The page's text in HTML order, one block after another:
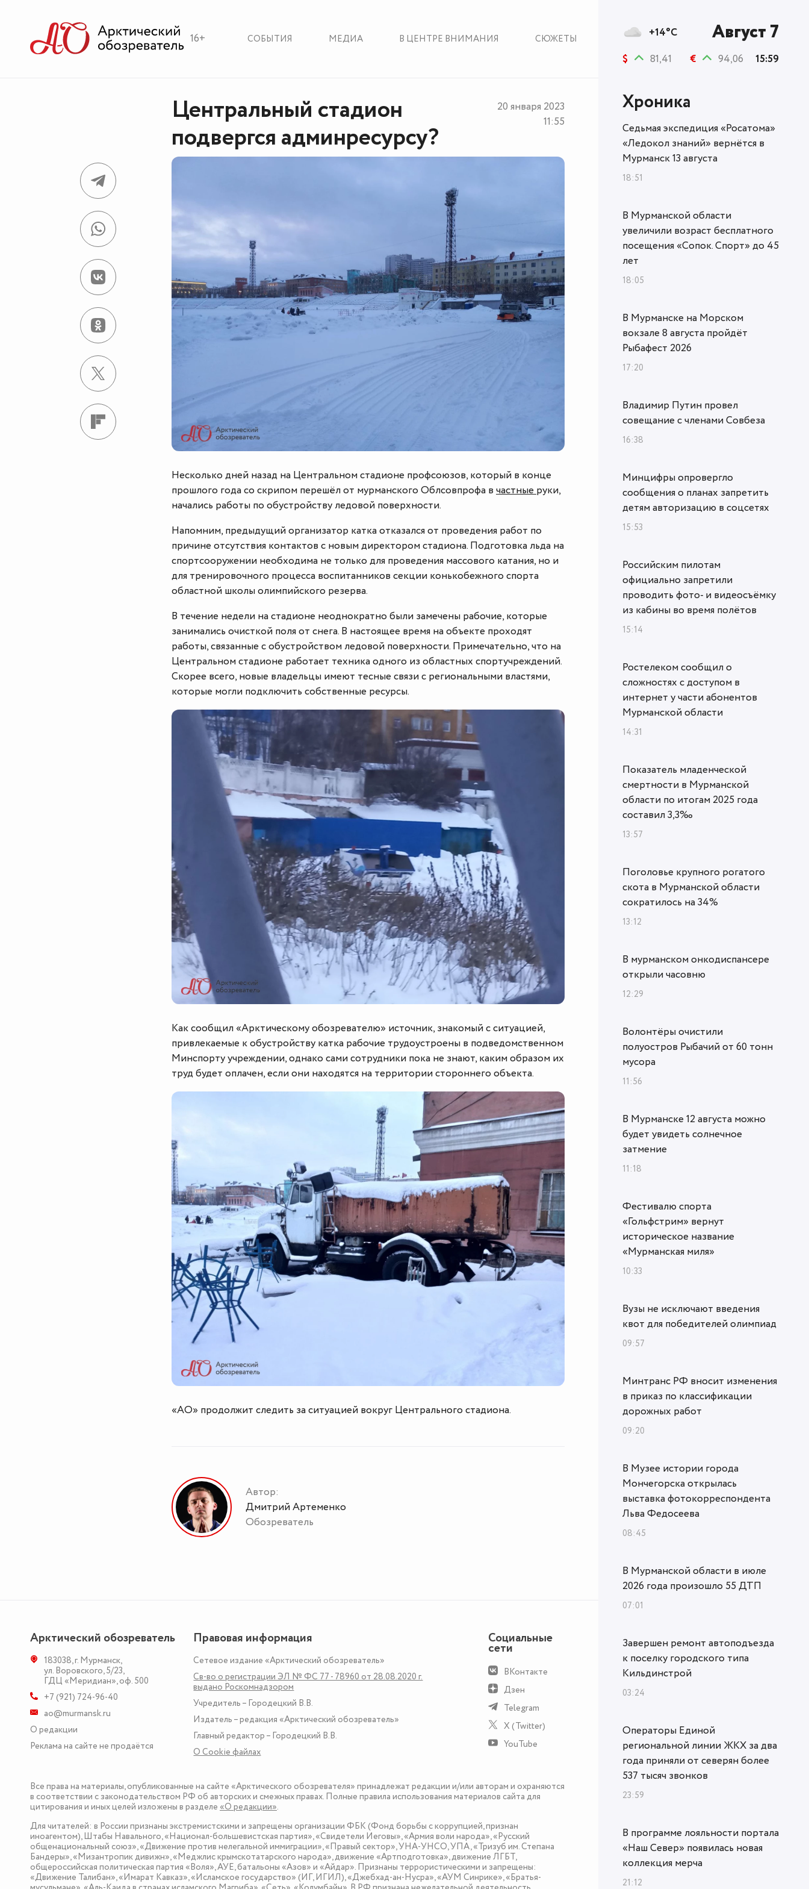
16+ СОБЫТИЯ МЕДИА В ЦЕНТРЕ ВНИМАНИЯ СЮЖЕТЫ
Центральный стадион
подвергся админресурсу?
20 января 2023
11:55
Несколько дней назад на Центральном стадионе профсоюзов, который в конце
прошлого года со скрипом перешёл от мурманского Облсовпрофа в частныеруки,
начались работы по обустройству ледовой поверхности.
Напомним, предыдущий организатор катка отказался от проведения работ по
причине отсутствия контактов с новым директором стадиона. Подготовка льда на
спортсооружении необходима не только для проведения массового катания, но и
для тренировочного процесса воспитанников секции конькобежного спорта
областной школы олимпийского резерва.
В течение недели на стадионе неоднократно были замечены рабочие, которые
занимались очисткой поля от снега. В настоящее время на объекте проходят
работы, связанные с обустройством ледовой поверхности. Примечательно, что на
Центральном стадионе работает техника одного из областных спортучреждений.
Скорее всего, новые владельцы имеют тесные связи с региональными властями,
которые могли подключить собственные ресурсы.
Как сообщил «Арктическому обозревателю» источник, знакомый с ситуацией,
привлекаемые к обустройству катка рабочие трудоустроены в подведомственном
Минспорту учреждении, однако сами сотрудники пока не знают, каким образом их
труд будет оплачен, если они находятся на территории стороннего объекта.
«АО» продолжит следить за ситуацией вокруг Центрального стадиона.
Автор:
Дмитрий Артеменко
Обозреватель
Арктический обозреватель
183038,г. Мурманск,
ул. Воровского, 5/23,
ГДЦ «Меридиан», оф. 500
+7 (921) 724-96-40
ao@murmansk.ru
О редакции
Реклама на сайте не продаётся
Правовая информация
Сетевое издание «Арктический обозреватель»
Св-во о регистрации ЭЛ № ФС 77 - 78960 от 28.08.2020 г.
выдано Роскомнадзором
Учредитель – Городецкий В.В.
Издатель – редакция «Арктический обозреватель»
Главный редактор – Городецкий В.В.
О Сookie файлах
Социальные
сети
ВКонтакте
Дзен
Telegram
X (Twitter)
YouTube
Все права на материалы, опубликованные на сайте «Арктического обозревателя» принадлежат редакции и/или авторам и охраняются
в соответствии с законодательством РФ об авторских и смежных правах. Полные правила использования материалов сайта для
цитирования и иных целей изложены в разделе«О редакции».
Для читателей: в России признаны экстремистскими и запрещены организации ФБК (Фонд борьбы с коррупцией, признан
иноагентом), Штабы Навального, «Национал-большевистская партия», «Свидетели Иеговы», «Армия воли народа», «Русский
общенациональный союз», «Движение против нелегальной иммиграции», «Правый сектор», УНА-УНСО, УПА, «Тризуб им. Степана
Бандеры», «Мизантропик дивижн», «Меджлис крымскотатарского народа», движение «Артподготовка», движение ЛГБТ,
общероссийская политическая партия «Воля», АУЕ, батальоны «Азов» и «Айдар». Признаны террористическими и запрещены:
«Движение Талибан», «Имарат Кавказ», «Исламское государство» (ИГ, ИГИЛ), «Джебхад-ан-Нусра», «АУМ Синрике», «Братья-
+14°C Август 7
$ 81,41 € 94,06 15:59
Хроника
Седьмая экспедиция «Росатома»
«Ледокол знаний» вернётся в
Мурманск 13 августа
18:51
В Мурманской области
увеличили возраст бесплатного
посещения «Сопок. Спорт» до 45
лет
18:05
В Мурманске на Морском
вокзале 8 августа пройдёт
Рыбафест 2026
17:20
Владимир Путин провел
совещание с членами Совбеза
16:38
Минцифры опровергло
сообщения о планах запретить
детям авторизацию в соцсетях
15:53
Российским пилотам
официально запретили
проводить фото- и видеосъёмку
из кабины во время полётов
15:14
Ростелеком сообщил о
сложностях с доступом в
интернет у части абонентов
Мурманской области
14:31
Показатель младенческой
смертности в Мурманской
области по итогам 2025 года
составил 3,3‰
13:57
Поголовье крупного рогатого
скота в Мурманской области
сократилось на 34%
13:12
В мурманском онкодиспансере
открыли часовню
12:29
Волонтёры очистили
полуостров Рыбачий от 60 тонн
мусора
11:56
В Мурманске 12 августа можно
будет увидеть солнечное
затмение
11:18
Фестивалю спорта
«Гольфстрим» вернут
историческое название
«Мурманская миля»
10:33
Вузы не исключают введения
квот для победителей олимпиад
09:57
Минтранс РФ вносит изменения
в приказ по классификации
дорожных работ
09:20
В Музее истории города
Мончегорска открылась
выставка фотокорреспондента
Льва Федосеева
08:45
В Мурманской области в июле
2026 года произошло 55 ДТП
07:01
Завершен ремонт автоподъезда
к поселку городского типа
Кильдинстрой
03:24
Операторы Единой
региональной линии ЖКХ за два
года приняли от северян более
537 тысяч звонков
23:59
В программе лояльности портала
«Наш Север» появилась новая
коллекция мерча
21:12